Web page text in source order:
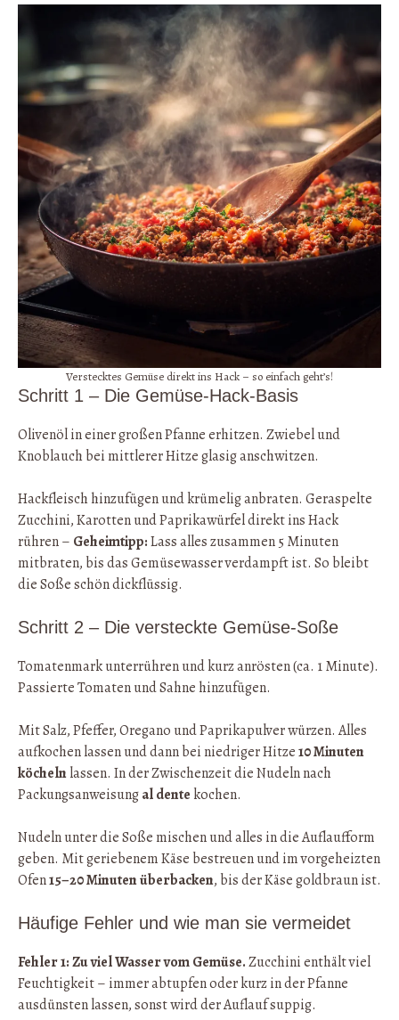
Verstecktes Gemüse direkt ins Hack – so einfach geht’s!
Schritt 1 – Die Gemüse-Hack-Basis
Olivenöl in einer großen Pfanne erhitzen. Zwiebel und
Knoblauch bei mittlerer Hitze glasig anschwitzen.
Hackfleisch hinzufügen und krümelig anbraten. Geraspelte
Zucchini, Karotten und Paprikawürfel direkt ins Hack
rühren – Geheimtipp:Lass alles zusammen 5 Minuten
mitbraten, bis das Gemüsewasser verdampft ist. So bleibt
die Soße schön dickflüssig.
Schritt 2 – Die versteckte Gemüse-Soße
Tomatenmark unterrühren und kurz anrösten (ca. 1 Minute).
Passierte Tomaten und Sahne hinzufügen.
Mit Salz, Pfeffer, Oregano und Paprikapulver würzen. Alles
aufkochen lassen und dann bei niedriger Hitze10 Minuten
köchelnlassen. In der Zwischenzeit die Nudeln nach
Packungsanweisungal dente kochen.
Nudeln unter die Soße mischen und alles in die Auflaufform
geben. Mit geriebenem Käse bestreuen und im vorgeheizten
Ofen15–20 Minuten überbacken, bis der Käse goldbraun ist.
Häufige Fehler und wie man sie vermeidet
Fehler 1: Zu viel Wasser vom Gemüse.Zucchini enthält viel
Feuchtigkeit – immer abtupfen oder kurz in der Pfanne
ausdünsten lassen, sonst wird der Auflauf suppig.